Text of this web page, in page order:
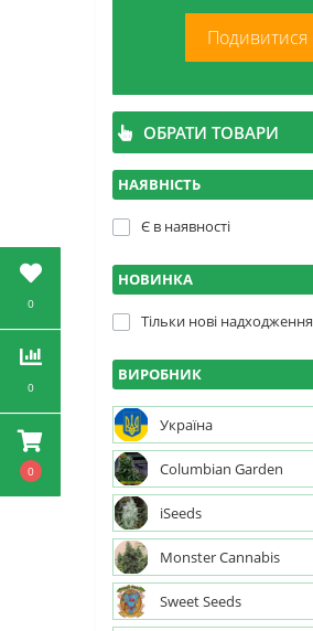
0
0
0
Подивитися
ОБРАТИ ТОВАРИ
НАЯВНІСТЬ
Є в наявності
НОВИНКА
Тільки нові надходження
ВИРОБНИК
Україна
Columbian Garden
iSeeds
Monster Cannabis
Sweet Seeds